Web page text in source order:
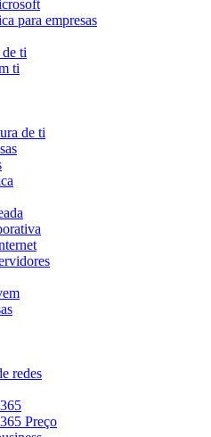
para empresas
ti
ti
de ti
redes
Preço